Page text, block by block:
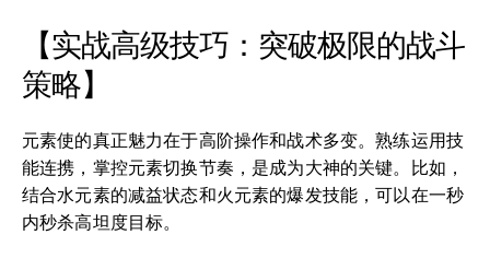
【实战高级技巧：突破极限的战斗
策略】
元素使的真正魅力在于高阶操作和战术多变。熟练运用技
能连携，掌控元素切换节奏，是成为大神的关键。比如，
结合水元素的减益状态和火元素的爆发技能，可以在一秒
内秒杀高坦度目标。